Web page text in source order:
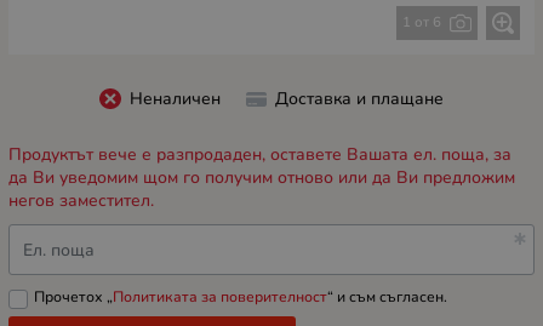
1 от 6
Неналичен Доставка и плащане
Продуктът вече е разпродаден, оставете Вашата ел. поща, за
да Ви уведомим щом го получим отново или да Ви предложим
негов заместител.
Ел. поща
Прочетох „Политиката за поверителност“ и съм съгласен.